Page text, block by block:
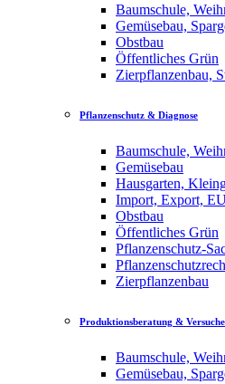
Baumschule,
Gemüsebau,
Obstbau
Öffentliches Grün
Zierpflanzenbau,
Pflanzenschutz & Diagnose
Baumschule,
Gemüsebau
Hausgarten,
Import, Export,
Obstbau
Öffentliches Grün
Pflanzenschutz-
Zierpflanzenbau
Produktionsberatung & Versuche
Baumschule,
Gemüsebau,